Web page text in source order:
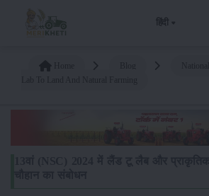
हिंदी